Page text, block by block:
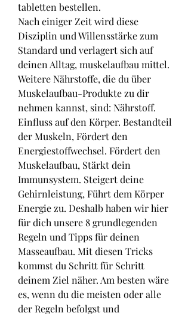
tabletten bestellen.
Nach einiger Zeit wird diese
Disziplin und Willensstärke zum
Standard und verlagert sich auf
deinen Alltag, muskelaufbau mittel.
Weitere Nährstoffe, die du über
Muskelaufbau-Produkte zu dir
nehmen kannst, sind: Nährstoff.
Einfluss auf den Körper. Bestandteil
der Muskeln, Fördert den
Energiestoffwechsel. Fördert den
Muskelaufbau, Stärkt dein
Immunsystem. Steigert deine
Gehirnleistung, Führt dem Körper
Energie zu. Deshalb haben wir hier
für dich unsere 8 grundlegenden
Regeln und Tipps für deinen
Masseaufbau. Mit diesen Tricks
kommst du Schritt für Schritt
deinem Ziel näher. Am besten wäre
es, wenn du die meisten oder alle
der Regeln befolgst und